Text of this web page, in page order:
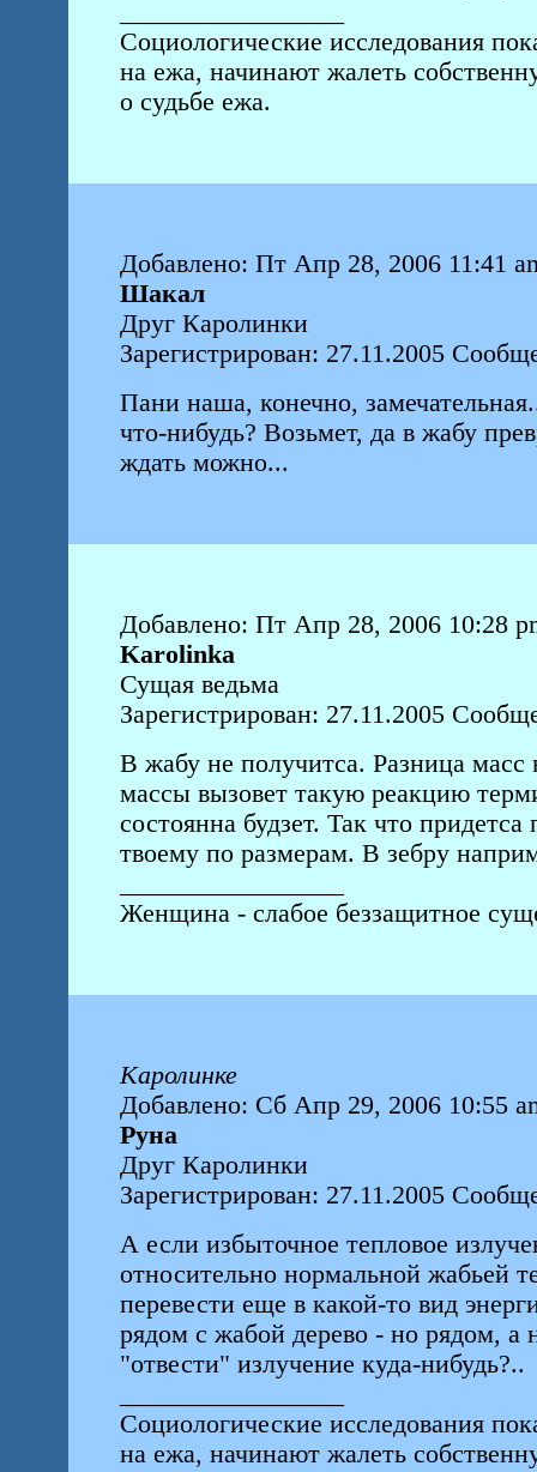
Социологические исследования
на ежа, начинают жалеть
о судьбе ежа.
Добавлено: Пт Апр 28, 2006 11:41
Шакал
Друг Каролинки
Зарегистрирован: 27.11.2005
Пани наша, конечно,
что-нибудь? Возьмет, да в жабу
ждать можно...
Добавлено: Пт Апр 28, 2006 10:28
Karolinka
Сущая ведьма
Зарегистрирован: 27.11.2005
В жабу не получитса. Разница
массы вызовет такую реакцию
состоянна будзет. Так что
твоему по размерам. В зебру
Женщина - слабое беззащитное
Каролинке
Добавлено: Сб Апр 29, 2006 10:55
Руна
Друг Каролинки
Зарегистрирован: 27.11.2005
А если избыточное тепловое
относительно нормальной жабьей
перевести еще в какой-то вид
рядом с жабой дерево - но рядом, а
"отвести" излучение куда-нибудь?..
Социологические исследования
на ежа, начинают жалеть